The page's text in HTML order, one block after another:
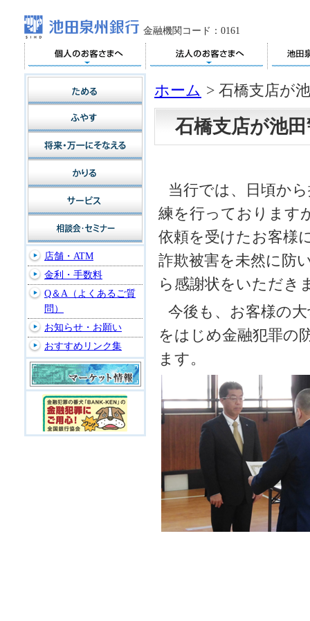
金融機関コード：0161
ホーム > 石橋支店が
石橋支店が池
当行では、日頃か
練を行っております
依頼を受けたお客様
詐欺被害を未然に防
ら感謝状をいただき
今後も、お客様の
をはじめ金融犯罪の
ます。
店舗・ATM
金利・手数料
Q＆A（よくあるご質
問）
お知らせ・お願い
おすすめリンク集